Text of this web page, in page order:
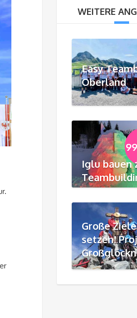
WEITERE
Easy
Oberland
Iglu bauen
Große Ziele
setzen!